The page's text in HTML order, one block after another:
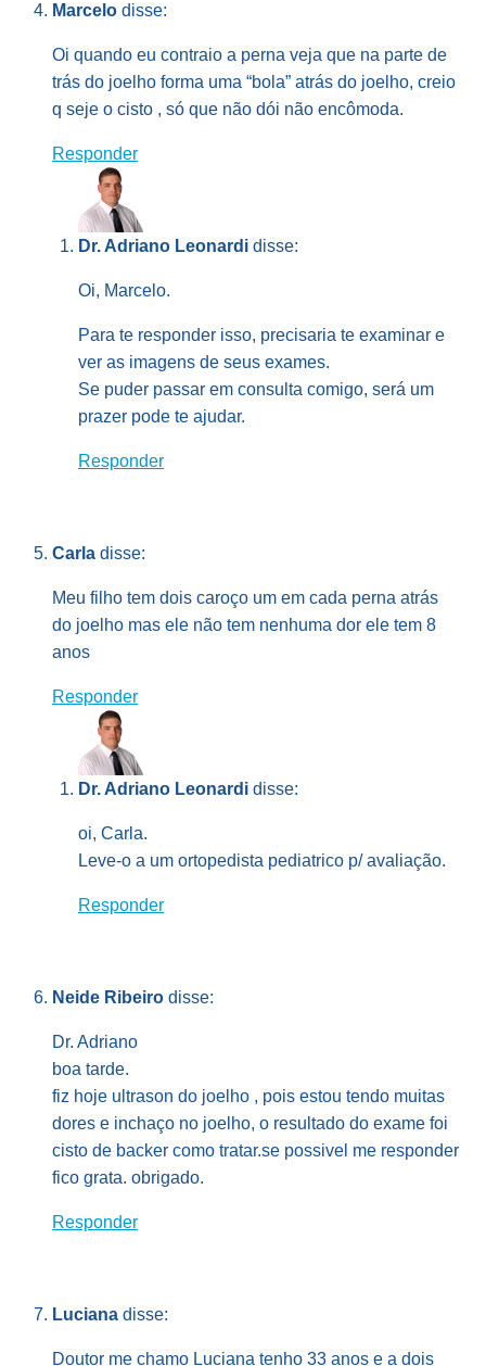
Marcelo disse:
Oi quando eu contraio a perna veja que na parte de
trás do joelho forma uma “bola” atrás do joelho, creio
q seje o cisto , só que não dói não encômoda.
Responder
Dr. Adriano Leonardi disse:
Oi, Marcelo.
Para te responder isso, precisaria te examinar e
ver as imagens de seus exames.
Se puder passar em consulta comigo, será um
prazer pode te ajudar.
Responder
Carla disse:
Meu filho tem dois caroço um em cada perna atrás
do joelho mas ele não tem nenhuma dor ele tem 8
anos
Responder
Dr. Adriano Leonardi disse:
oi, Carla.
Leve-o a um ortopedista pediatrico p/ avaliação.
Responder
Neide Ribeiro disse:
Dr. Adriano
boa tarde.
fiz hoje ultrason do joelho , pois estou tendo muitas
dores e inchaço no joelho, o resultado do exame foi
cisto de backer como tratar.se possivel me responder
fico grata. obrigado.
Responder
Luciana disse:
Doutor me chamo Luciana tenho 33 anos e a dois